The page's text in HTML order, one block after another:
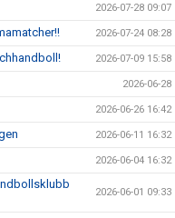
2026-07-28 09:07
2026-07-24 08:28
2026-07-09 15:58
2026-06-28
2026-06-26 16:42
2026-06-11 16:32
2026-06-04 16:32
2026-06-01 09:33